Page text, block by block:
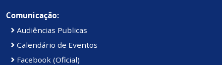
Comunicação:
Audiências Publicas
Calendário de Eventos
Facebook (Oficial)